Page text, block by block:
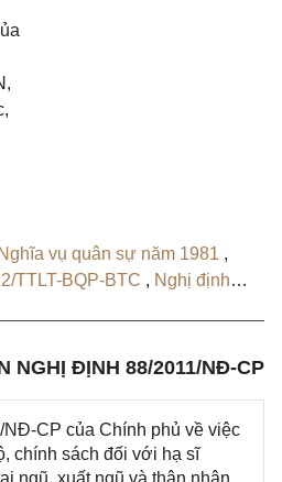
vụ quân sự năm 1981 ,
TTLT-BQP-BTC , Nghị định
NGHỊ ĐỊNH 88/2011/NĐ-CP
NĐ-CP của Chính phủ về việc
chính sách đối với hạ sĩ
ngũ, xuất ngũ và thân nhân